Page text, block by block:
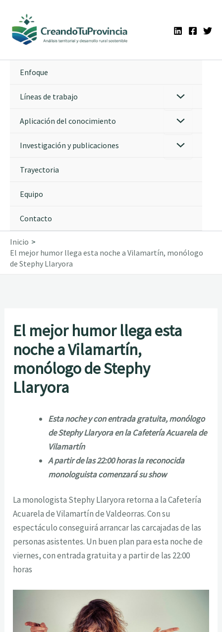
contenido
Enfoque
Líneas de trabajo
Aplicación del conocimiento
Investigación y publicaciones
Trayectoria
Equipo
Contacto
Inicio
El mejor humor llega esta noche a Vilamartín, monólogo
de Stephy Llaryora
El mejor humor llega esta
noche a Vilamartín,
monólogo de Stephy
Llaryora
Esta noche y con entrada gratuita, monólogo
de Stephy Llaryora en la Cafetería Acuarela de
Vilamartín
A partir de las 22:00 horas la reconocida
monologuista comenzará su show
La monologista Stephy Llaryora retorna a la Cafetería
Acuarela de Vilamartín de Valdeorras. Con su
espectáculo conseguirá arrancar las carcajadas de las
personas asistentes. Un buen plan para esta noche de
viernes, con entrada gratuita y a partir de las 22:00
horas